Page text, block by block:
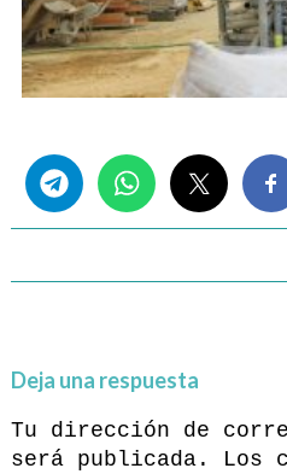
Deja una respuesta
Tu dirección de
será publicada.
Los